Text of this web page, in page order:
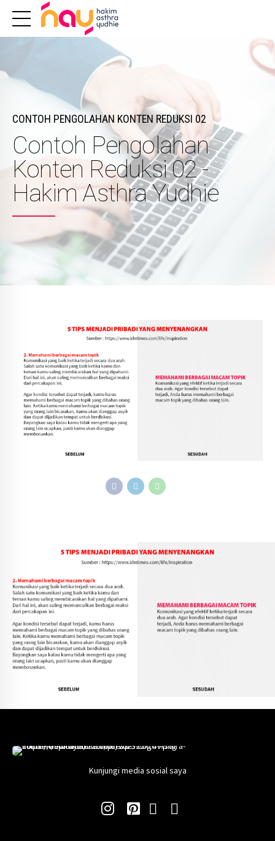
CONTOH PENGOLAHAN KONTEN REDUKSI 02
Contoh Pengolahan
Konten Reduksi 02 -
Hakim Asthra Yudhie
Kunjungi media sosial saya